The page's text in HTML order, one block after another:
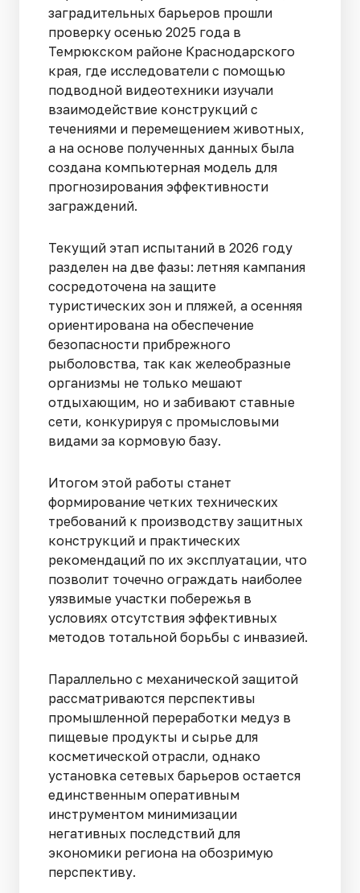
заградительных барьеров прошли
проверку осенью 2025 года в
Темрюкском районе Краснодарского
края, где исследователи с помощью
подводной видеотехники изучали
взаимодействие конструкций с
течениями и перемещением животных,
а на основе полученных данных была
создана компьютерная модель для
прогнозирования эффективности
заграждений.
Текущий этап испытаний в 2026 году
разделен на две фазы: летняя кампания
сосредоточена на защите
туристических зон и пляжей, а осенняя
ориентирована на обеспечение
безопасности прибрежного
рыболовства, так как желеобразные
организмы не только мешают
отдыхающим, но и забивают ставные
сети, конкурируя с промысловыми
видами за кормовую базу.
Итогом этой работы станет
формирование четких технических
требований к производству защитных
конструкций и практических
рекомендаций по их эксплуатации, что
позволит точечно ограждать наиболее
уязвимые участки побережья в
условиях отсутствия эффективных
методов тотальной борьбы с инвазией.
Параллельно с механической защитой
рассматриваются перспективы
промышленной переработки медуз в
пищевые продукты и сырье для
косметической отрасли, однако
установка сетевых барьеров остается
единственным оперативным
инструментом минимизации
негативных последствий для
экономики региона на обозримую
перспективу.